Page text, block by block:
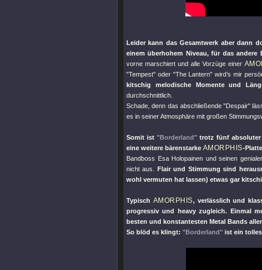
Leider kann das Gesamtwerk aber dann
einem überhohem Niveau, für das andere
vorne marschiert und alle Vorzüge einer
"Tempest" oder "The Lantern" wird’s mir
kitschig melodische Momente und
durchschnittlich.
Schade, denn das abschließende"Despair"
es in seiner Atmosphäre mit großen
Somit ist"Borderland" trotz fünf
eine weitere bärenstarke AMORPHIS-
Bandboss Esa Holopainen und seinen
nicht aus. Flair und Stimmung sind
wohl vermuten hat lassen) etwas gar
Typisch AMORPHIS, verlässlich und
progressiv und heavy zugleich. Einmal
besten und konstantesten Metal Bands
So blöd es klingt: "Borderland" ist ein